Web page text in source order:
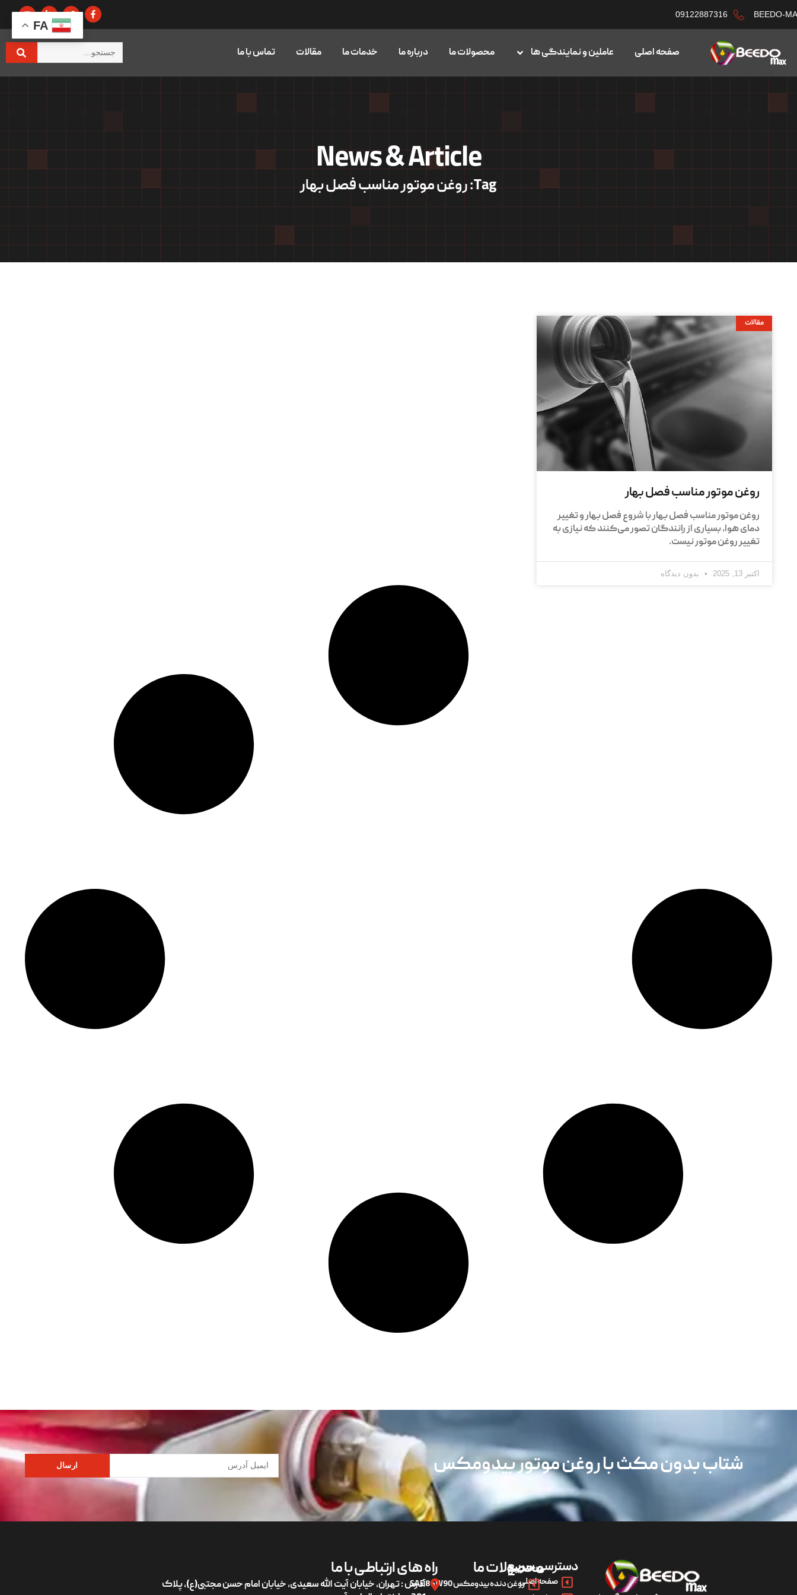
BEEDO-
09122887316
صفحه اصلی عاملین و نمایندگی ها محصولات ما درباره ما خدمات ما مقالات تماس با ما
News & Article
Tag: روغن موتور مناسب فصل بهار
مقالات
روغن موتور مناسب فصل بهار
روغن موتور مناسب فصل بهار با شروع فصل بهار و تغییر
دمای هوا، بسیاری از رانندگان تصور می‌کنند که نیازی به
تغییر روغن موتور نیست.
اکتبر 13, 2025 بدون دیدگاه
شتاب بدون مکث با روغن موتور بیدومکس ارسال
دسترسی سریع
صفحه اصلی
محصولات ما
روغن دنده بیدومکس SAE 85W90
راه های ارتباطی با ما
آدرس : تهران، خیابان آیت الله سعیدی، خیابان امام حسن مجتبی(ع)، پلاک
FA